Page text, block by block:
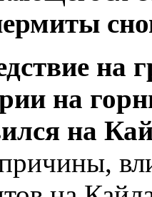
на
на
на